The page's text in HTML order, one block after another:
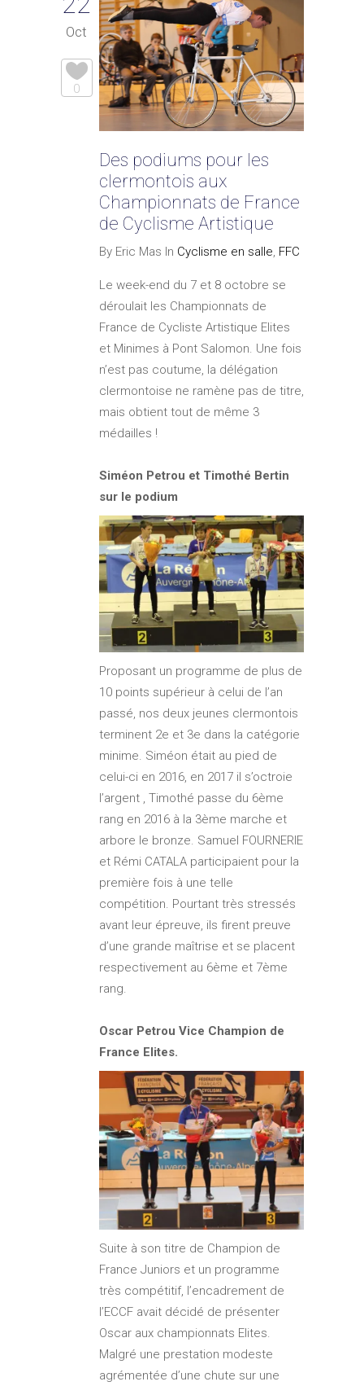
Oct
0
Des podiums pour les
clermontois aux
Championnats de France
de Cyclisme Artistique
By Eric Mas In Cyclisme en salle, FFC
Le week-end du 7 et 8 octobre se
déroulait les Championnats de
France de Cycliste Artistique Elites
et Minimes à Pont Salomon. Une fois
n’est pas coutume, la délégation
clermontoise ne ramène pas de titre,
mais obtient tout de même 3
médailles !
Siméon Petrou et Timothé Bertin
sur le podium
Proposant un programme de plus de
10 points supérieur à celui de l’an
passé, nos deux jeunes clermontois
terminent 2e et 3e dans la catégorie
minime. Siméon était au pied de
celui-ci en 2016, en 2017 il s’octroie
l’argent , Timothé passe du 6ème
rang en 2016 à la 3ème marche et
arbore le bronze. Samuel FOURNERIE
et Rémi CATALA participaient pour la
première fois à une telle
compétition. Pourtant très stressés
avant leur épreuve, ils firent preuve
d’une grande maîtrise et se placent
respectivement au 6ème et 7ème
rang.
Oscar Petrou Vice Champion de
France Elites.
Suite à son titre de Champion de
France Juniors et un programme
très compétitif, l’encadrement de
l’ECCF avait décidé de présenter
Oscar aux championnats Elites.
Malgré une prestation modeste
agrémentée d’une chute sur une